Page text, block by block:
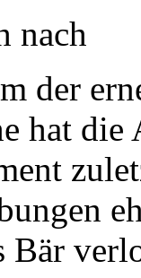
nach
der
hat die
Bär